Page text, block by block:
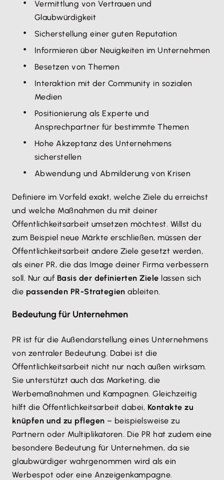
Vermittlung von Vertrauen und
Glaubwürdigkeit
Sicherstellung einer guten Reputation
Informieren über Neuigkeiten im Unternehmen
Besetzen von Themen
Interaktion mit der Community in sozialen
Medien
Positionierung als Experte und
Ansprechpartner für bestimmte Themen
Hohe Akzeptanz des Unternehmens
sicherstellen
Abwendung und Abmilderung von Krisen
Definiere im Vorfeld exakt, welche Ziele du erreichst
und welche Maßnahmen du mit deiner
Öffentlichkeitsarbeit umsetzen möchtest. Willst du
zum Beispiel neue Märkte erschließen, müssen der
Öffentlichkeitsarbeit andere Ziele gesetzt werden,
als einer PR, die das Image deiner Firma verbessern
soll. Nur auf Basis der definierten Ziele lassen sich
die passenden PR-Strategien ableiten.
Bedeutung für Unternehmen
PR ist für die Außendarstellung eines Unternehmens
von zentraler Bedeutung. Dabei ist die
Öffentlichkeitsarbeit nicht nur nach außen wirksam.
Sie unterstützt auch das Marketing, die
Werbemaßnahmen und Kampagnen. Gleichzeitig
hilft die Öffentlichkeitsarbeit dabei, Kontakte zu
knüpfen und zu pflegen – beispielsweise zu
Partnern oder Multiplikatoren. Die PR hat zudem eine
besondere Bedeutung für Unternehmen, da sie
glaubwürdiger wahrgenommen wird als ein
Werbespot oder eine Anzeigenkampagne.